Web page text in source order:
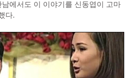
에서도 이 이야기를 신동엽이 고마
다.